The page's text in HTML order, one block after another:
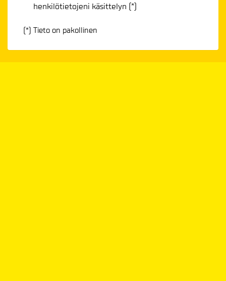
henkilötietojeni käsittelyn (*)
(*) Tieto on pakollinen